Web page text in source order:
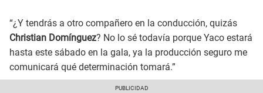
“¿Y tendrás a otro compañero en la conducción, quizás
Christian Domínguez? No lo sé todavía porque Yaco estará
hasta este sábado en la gala, ya la producción seguro me
comunicará qué determinación tomará.”